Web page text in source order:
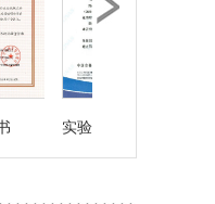
实验室国家认可证书